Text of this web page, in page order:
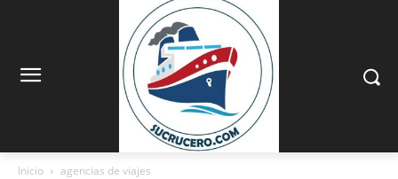
Inicio agencias de viajes